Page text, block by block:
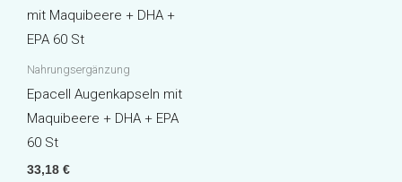
Nahrungsergänzung
Epacell Augenkapseln mit
Maquibeere + DHA + EPA
60 St
33,18 €